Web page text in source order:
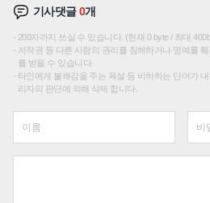
기사댓글0개
200자까지 쓰실 수 있습니다. (현재 0 byte / 최대
저작권 등 다른 사람의 권리를 침해하거나 명예를
를 받을 수 있습니다.
타인에게 불쾌감을 주는 욕설 등 비하하는 단어가
리자의 판단에 의해 삭제 합니다.